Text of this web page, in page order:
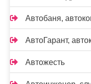
Автобаня,
АвтоГарант,
Автожесть